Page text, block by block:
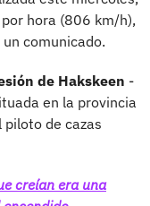
hora (806 km/h),
comunicado.
de Hakskeen -
en la provincia
de cazas
creían era una